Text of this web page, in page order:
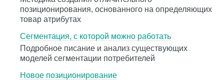
позиционирования, основанного на определяющих
товар атрибутах
Сегментация, с которой можно работать
Подробное писание и анализ существующих
моделей сегментации потребителей
Новое позиционирование